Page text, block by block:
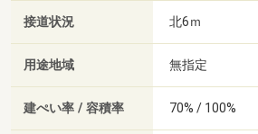
接道状況 北6ｍ
用途地域 無指定
建ぺい率 / 容積率 70% / 100%